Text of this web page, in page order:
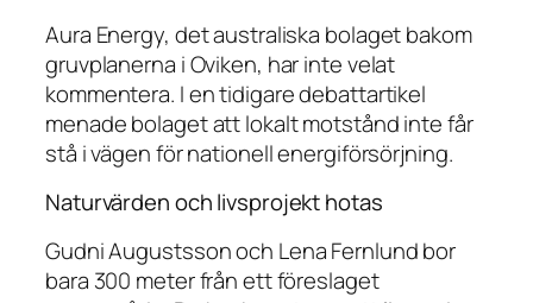
Aura Energy, det australiska bolaget bakom
gruvplanerna i Oviken, har inte velat
kommentera. I en tidigare debattartikel
menade bolaget att lokalt motstånd inte får
stå i vägen för nationell energiförsörjning.
Naturvärden och livsprojekt hotas
Gudni Augustsson och Lena Fernlund bor
bara 300 meter från ett föreslaget